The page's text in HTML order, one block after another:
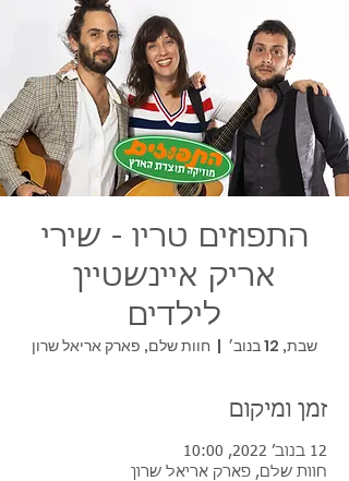
התפוזים טריו - שירי
אריק איינשטיין
לילדים
שבת, 12 בנוב׳
  |
חוות שלם, פארק אריאל שרון
זמן ומיקום
12 בנוב׳ 2022, 10:00
חוות שלם, פארק אריאל שרון